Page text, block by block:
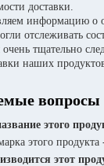
доставки.
информацию о
отслеживать
тщательно
наших
вопросы
этого
этого
этот